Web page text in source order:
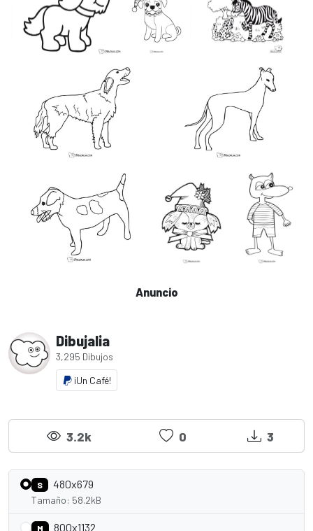
Anuncio
Dibujalia
3,295 Dibujos
¡Un Café!
3.2k 0 3
S 480x679
Tamaño: 58.2kB
M 800x1132